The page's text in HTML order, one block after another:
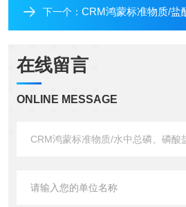
下一个： CRM鸿蒙标准物质/盐
在线留言
ONLINE MESSAGE